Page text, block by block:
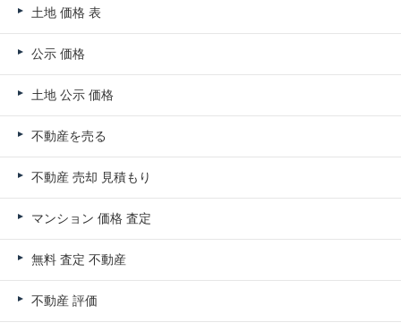
土地 価格 表
公示 価格
土地 公示 価格
不動産を売る
不動産 売却 見積もり
マンション 価格 査定
無料 査定 不動産
不動産 評価